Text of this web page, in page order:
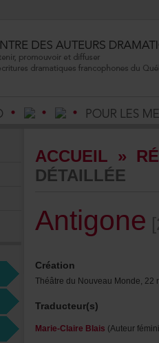
ACCUEIL »
DÉTAILLÉE
Antigone
Création
Traducteur(s)
Marie-ClaireBlais